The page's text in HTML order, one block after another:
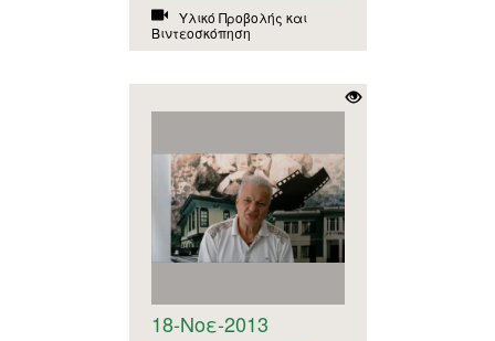
Υλικό Προβολής και
Βιντεοσκόπηση
18-Νοε-2013